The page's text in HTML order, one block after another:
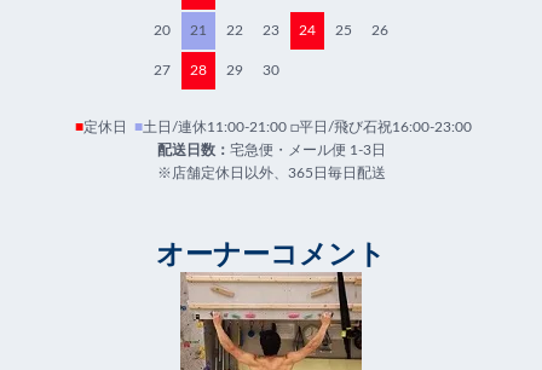
20 21 22 23 24 25 26
27 28 29 30
■定休日 ■土日/連休11:00-21:00 □平日/飛び石祝16:00-23:00
配送日数： 宅急便・メール便 1-3日
※店舗定休日以外、365日毎日配送
オーナーコメント